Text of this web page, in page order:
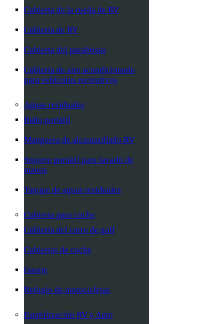
Cubierta de la rueda de RV
Cubierta de RV
Cubierta del parabrisas
Cubierta de aire acondicionado
para vehículos recreativos
Aguas residuales
Baño portátil
Manguera de alcantarillado RV
Soporte portátil para lavado de
manos
Tanque de aguas residuales
Cubierta para coche
Cubierta del carro de golf
Cubiertas de coche
Garaje
Refugio de motocicletas
Estabilización RV y Auto